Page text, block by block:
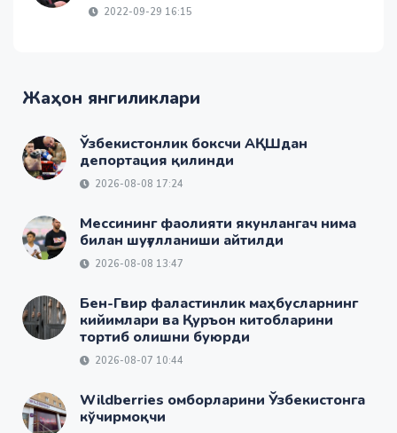
2022-09-29 16:15
Жаҳон янгиликлари
Ўзбекистонлик боксчи АҚШдан
депортация қилинди
2026-08-08 17:24
Мессининг фаолияти якунлангач нима
билан шуғулланиши айтилди
2026-08-08 13:47
Бен-Гвир фаластинлик маҳбусларнинг
кийимлари ва Қуръон китобларини
тортиб олишни буюрди
2026-08-07 10:44
Wildberries омборларини Ўзбекистонга
кўчирмоқчи